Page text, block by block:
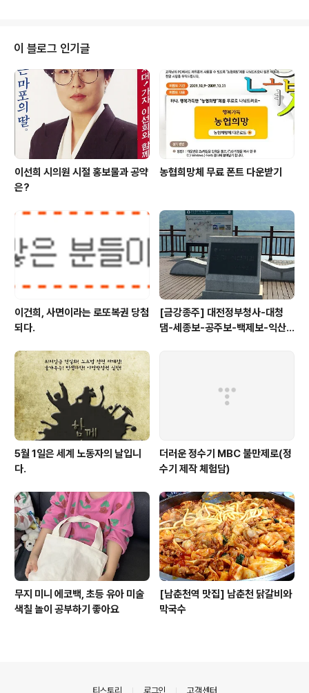
일)의 기술 수준은 상당한 수준에 이른 것으로 판단되고 있
다. 반면 한국형 소형 위성발사체는 1단계 로켓 기술이 없
어 1단계 로켓을 러시아에서 수입한다고 한다. 위성발사체
기술에서는 북한에 상당히 뒤져있다. 북한이 국제사회에
이토록 미움을 받게된 이유는 그동안 그들이 행적들이 의
심을 사기 때문이다. 각종 테러를 지원하고 ..
이 블로그 인기글
이선희 시의원 시절 홍보물과 공약
은?
농협희망체 무료 폰트 다운받기
이건희, 사면이라는 로또복권 당첨
되다.
[금강종주] 대전정부청사-대청
댐-세종보-공주보-백제보-익산
5월 1일은 세계 노동자의 날입니
다.
더러운 정수기 MBC 불만제로(정
수기 제작 체험담)
무지 미니 에코백, 초등 유아 미술
색칠 놀이 공부하기 좋아요
[남춘천역 맛집] 남춘천 닭갈비와
막국수
티스토리 로그인 고객센터